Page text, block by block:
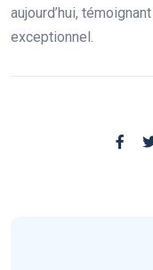
aujourd’hui,
exceptionnel.